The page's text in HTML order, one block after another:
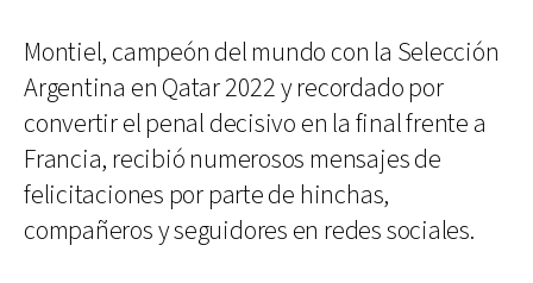
Montiel, campeón del mundo con la Selección
Argentina en Qatar 2022 y recordado por
convertir el penal decisivo en la final frente a
Francia, recibió numerosos mensajes de
felicitaciones por parte de hinchas,
compañeros y seguidores en redes sociales.